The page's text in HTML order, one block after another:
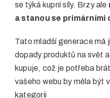
se týká kupní síly. Brzy ale
a stanou se primárními
Tato mladší generace má
dopady produktů na svět
kupuje, což je potřeba
vašeho webu by měla být
kategorii